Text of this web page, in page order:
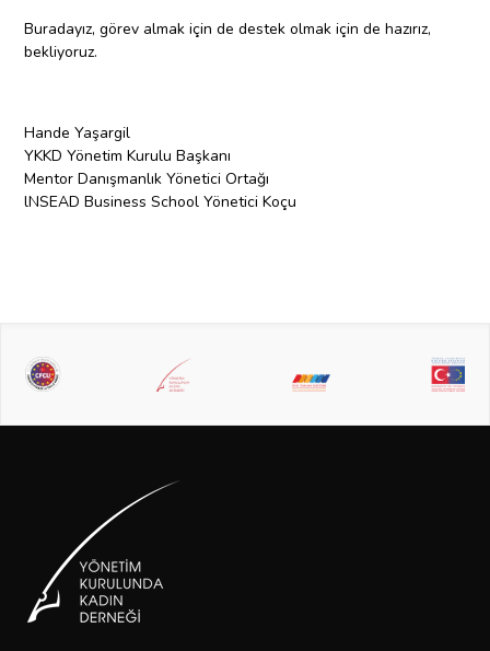
Buradayız, görev almak için de destek olmak için de hazırız,
bekliyoruz.
Hande Yaşargil
YKKD Yönetim Kurulu Başkanı
Mentor Danışmanlık Yönetici Ortağı
lNSEAD Business School Yönetici Koçu